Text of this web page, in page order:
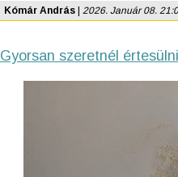
Kómár András 2026. Január 08.
Gyorsan szeretnél